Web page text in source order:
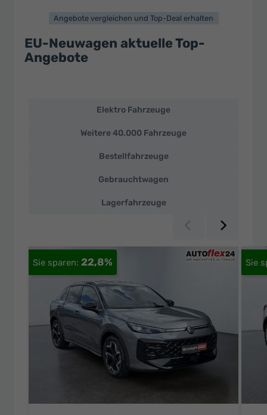
Angebote vergleichen und Top-Deal erhalten
EU-Neuwagen aktuelle Top-
Angebote
Neuwagen
Elektro Fahrzeuge
Weitere 40.000 Fahrzeuge
Bestellfahrzeuge
Gebrauchtwagen
Lagerfahrzeuge
Zurück
22,8%